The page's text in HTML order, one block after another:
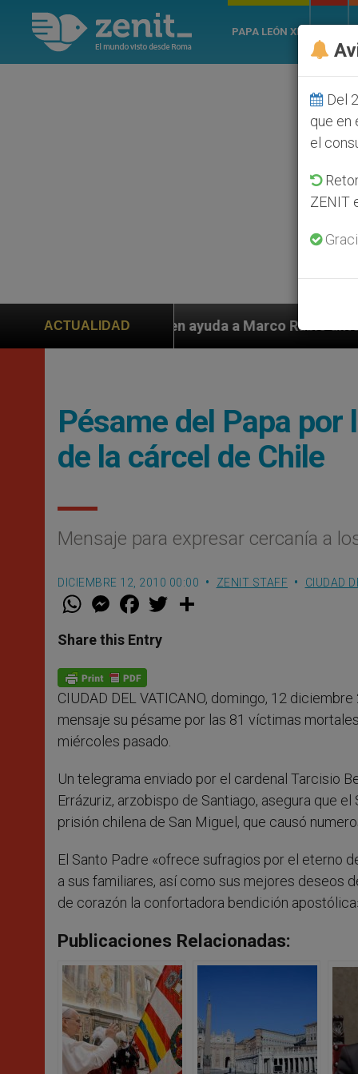
PAPA LEÓN XIV
ACTUALIDAD
ayuda a Marco Rubio ante persecución de
Pésame del Papa
de la cárcel de Chile
Mensaje para expresar cercanía a
DICIEMBRE 12, 2010 00:00 ZENIT STAFF CIUDAD
W
t
s
p
p
M
e
s
e
g
e
r
F
a
e
b
o
k
w
Share this Entry
CIUDAD DEL VATICANO, domingo, 12 diciembre
mensaje su pésame por las 81 víctimas
miércoles pasado.
Un telegrama enviado por el cardenal Tarcisio
Errázuriz, arzobispo de Santiago, asegura que
prisión chilena de San Miguel, que causó
El Santo Padre «ofrece sufragios por el eterno
a sus familiares, así como sus mejores deseos
de corazón la confortadora bendición
Publicaciones Relacionadas:
Del
que en
el
ZENIT